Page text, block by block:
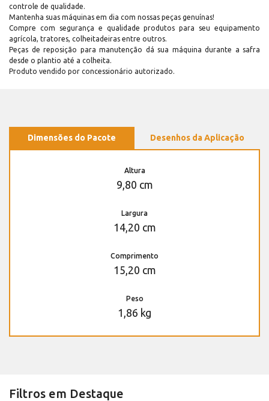
controle de qualidade.
Mantenha suas máquinas em dia com nossas peças genuínas!
Compre com segurança e qualidade produtos para seu equipamento
agrícola, tratores, colheitadeiras entre outros.
Peças de reposição para manutenção dá sua máquina durante a safra
desde o plantio até a colheita.
Produto vendido por concessionário autorizado.
Dimensões do Pacote Desenhos da Aplicação
Altura
9,80 cm
Largura
14,20 cm
Comprimento
15,20 cm
Peso
1,86 kg
Filtros em Destaque